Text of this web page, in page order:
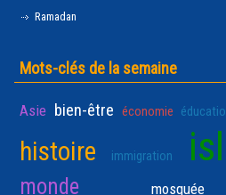
Ramadan
Mots-clés de la semaine
Asie bien-être économie
histoire immigration
monde mosquée